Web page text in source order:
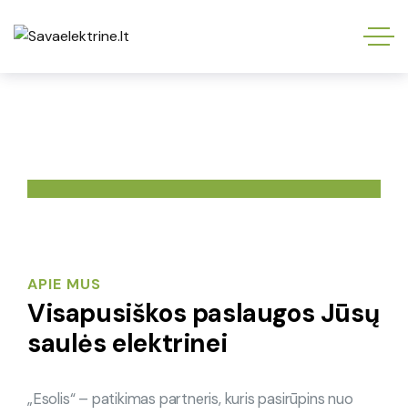
APIE MUS
Visapusiškos paslaugos Jūsų
saulės elektrinei
„Esolis“ – patikimas partneris, kuris pasirūpins nuo